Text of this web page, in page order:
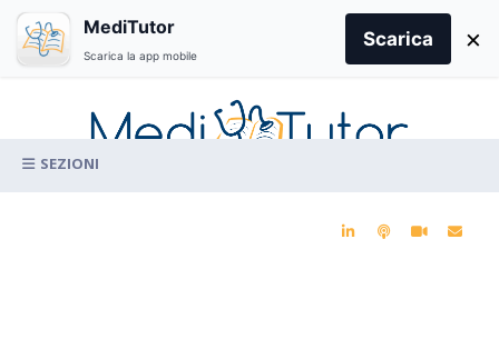
content
for:
MediTutor
Scarica la app mobile
Scarica ×